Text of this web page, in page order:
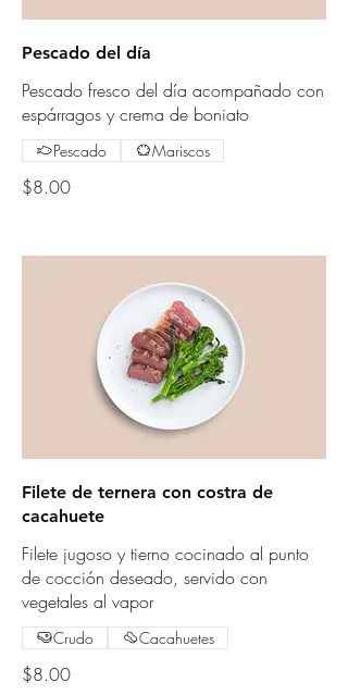
Pescado del día
Pescado fresco del día acompañado con
espárragos y crema de boniato
$8.00
Pescado Mariscos
Filete de ternera con costra de
cacahuete
Filete jugoso y tierno cocinado al punto
de cocción deseado, servido con
vegetales al vapor
$8.00
Crudo Cacahuetes